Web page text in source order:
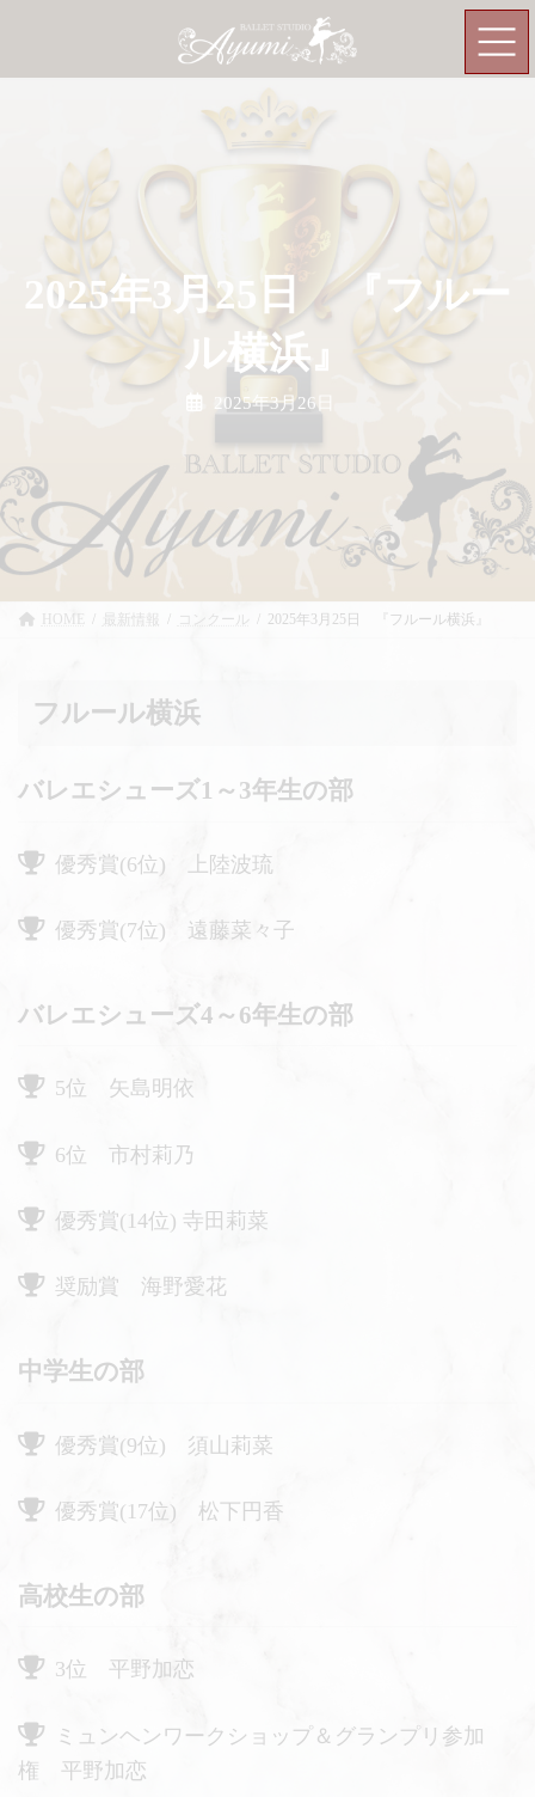
2025年3月25日 『フルー
ル横浜』
2025年3月26日
HOME 最新情報 コンクール 2025年3月25日 『フルール横浜』
フルール横浜
バレエシューズ1～3年生の部
優秀賞(6位) 上陸波琉
優秀賞(7位) 遠藤菜々子
バレエシューズ4～6年生の部
5位 矢島明依
6位 市村莉乃
優秀賞(14位) 寺田莉菜
奨励賞 海野愛花
中学生の部
優秀賞(9位) 須山莉菜
優秀賞(17位) 松下円香
高校生の部
3位 平野加恋
ミュンヘンワークショップ＆グランプリ参加
権 平野加恋